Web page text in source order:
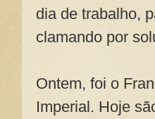
dia de trabalho,
clamando por
Ontem, foi o
Imperial. Hoje